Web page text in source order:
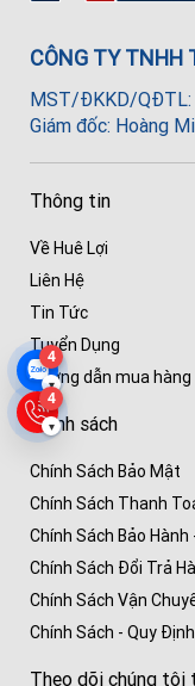
4
▾
4
▾
CÔNG TY TNHH
MST/ĐKKD/
Giám đốc: Hoàng
Thông tin
Về Huê Lợi
Liên Hệ
Tin Tức
Tuyển Dụng
Hướng dẫn mua hàng
Chính sách
Chính Sách Bảo Mật
Chính Sách Thanh
Chính Sách Bảo Hành
Chính Sách Đổi Trả
Chính Sách Vận
Chính Sách - Quy
Theo dõi chúng tôi